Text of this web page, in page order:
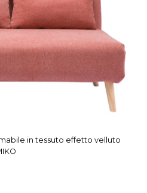
in tessuto effetto velluto